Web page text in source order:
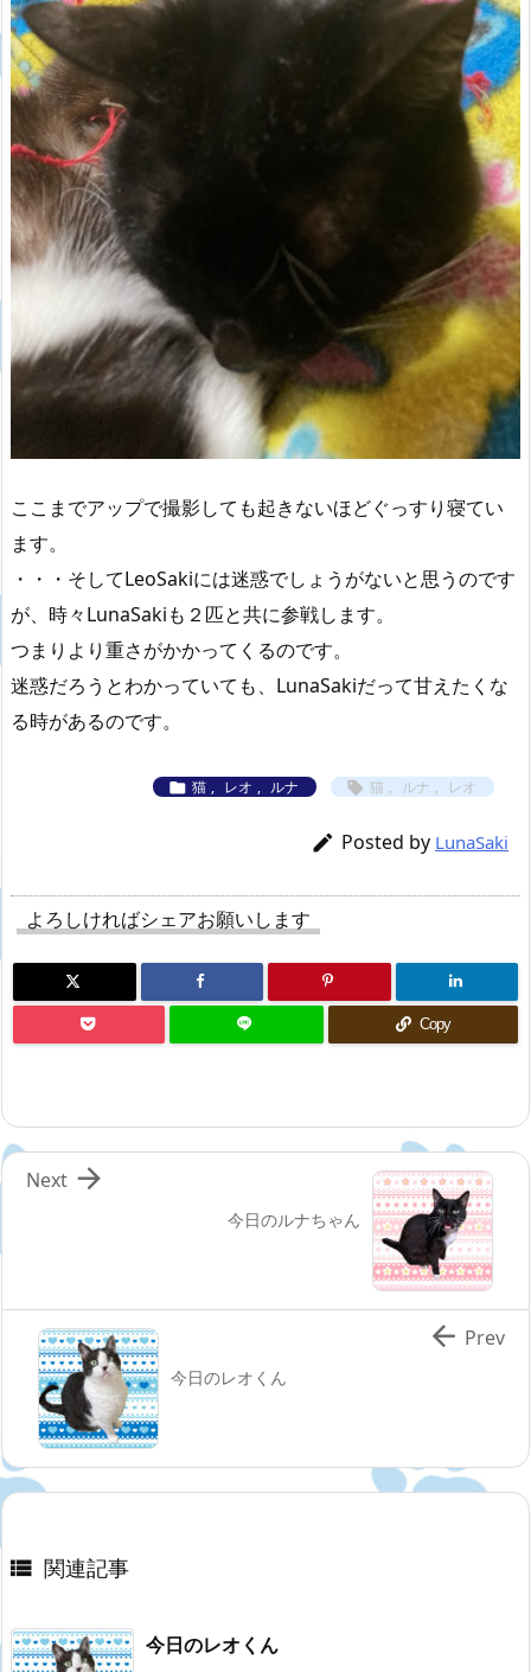
ここまでアップで撮影しても起きないほどぐっすり寝てい
ます。
・・・そしてLeoSakiには迷惑でしょうがないと思うのです
が、時々LunaSakiも２匹と共に参戦します。
つまりより重さがかかってくるのです。
迷惑だろうとわかっていても、LunaSakiだって甘えたくな
る時があるのです。
 猫 , レオ , ルナ  猫 , ルナ , レオ
 Posted by LunaSaki
よろしければシェアお願いします
Copy
今日のルナちゃん

Next
今日のレオくん
 Prev
 関連記事
今日のレオくん